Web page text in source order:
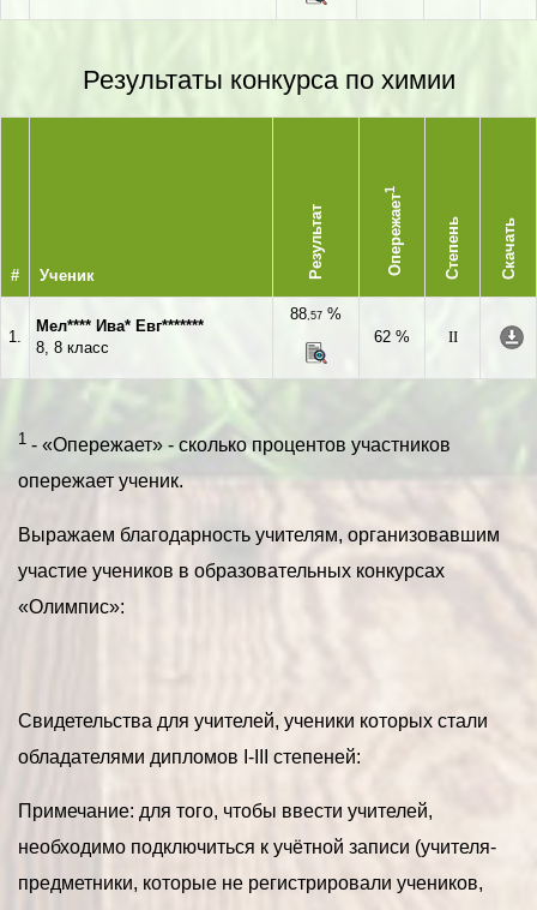
Результаты конкурса по химии
# Ученик Результат Опережает
1
Степень Скачать
1.
Мел**** Ива* Евг*******
8, 8 класс
88,57 %
62 %
II
1 - «Опережает» - сколько процентов участников
опережает ученик.
Выражаем благодарность учителям, организовавшим
участие учеников в образовательных конкурсах
«Олимпис»:
Свидетельства для учителей, ученики которых стали
обладателями дипломов I-III степеней:
Примечание: для того, чтобы ввести учителей,
необходимо подключиться к учётной записи (учителя-
предметники, которые не регистрировали учеников,